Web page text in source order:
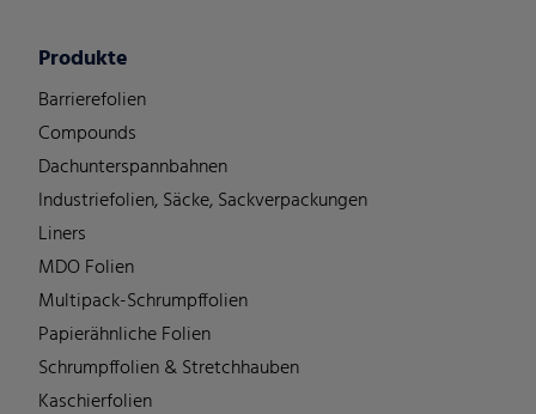
Produkte
Barrierefolien
Compounds
Dachunterspannbahnen
Industriefolien, Säcke, Sackverpackungen
Liners
MDO Folien
Multipack-Schrumpffolien
Papierähnliche Folien
Schrumpffolien & Stretchhauben
Kaschierfolien